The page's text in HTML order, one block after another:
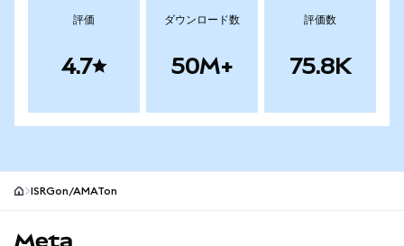
評価
4.7
ダウンロード数
50M+
評価数
75.8K
ISRGon/AMATon